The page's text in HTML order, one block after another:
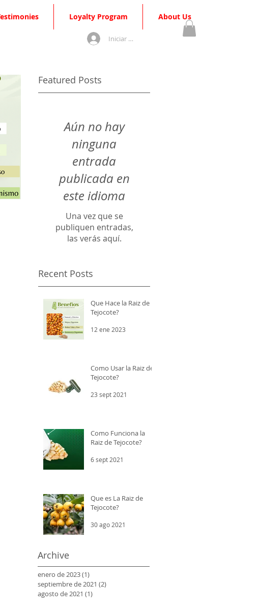
Loyalty Program About Us
Iniciar sesión
Featured Posts
Aún no hay
ninguna
entrada
publicada en
este idioma
Una vez que se
publiquen entradas,
las verás aquí.
Recent Posts
Que Hace la Raiz de
Tejocote?
12 ene 2023
Como Usar la Raiz de
Tejocote?
23 sept 2021
Como Funciona la
Raiz de Tejocote?
6 sept 2021
Que es La Raiz de
Tejocote?
30 ago 2021
Archive
enero de 2023(1)
septiembre de 2021 (2)
agosto de 2021 (1)